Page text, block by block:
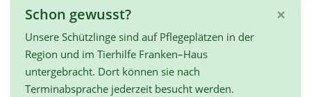
×
Schon gewusst?
Unsere Schützlinge sind auf Pflegeplätzen in der
Region und im Tierhilfe Franken–Haus
untergebracht. Dort können sie nach
Terminabsprache jederzeit besucht werden.